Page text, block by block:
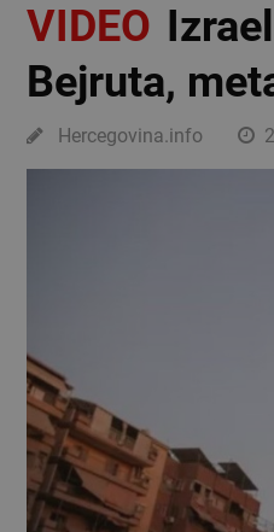
VIDEOIzrael
Bejruta,
Hercegovina.info